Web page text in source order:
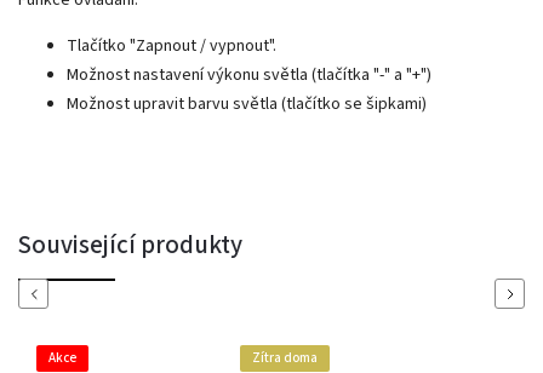
Tlačítko "Zapnout / vypnout".
Možnost nastavení výkonu světla (tlačítka "-" a "+")
Možnost upravit barvu světla (tlačítko se šipkami)
Související produkty
Previous
Akce Zítra doma
Next